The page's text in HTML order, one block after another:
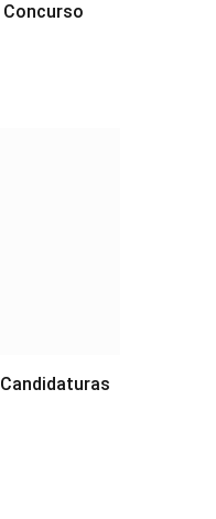
Concurso